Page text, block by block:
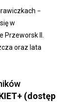
−
w
Przeworsk II.
oraz lata
(dostęp